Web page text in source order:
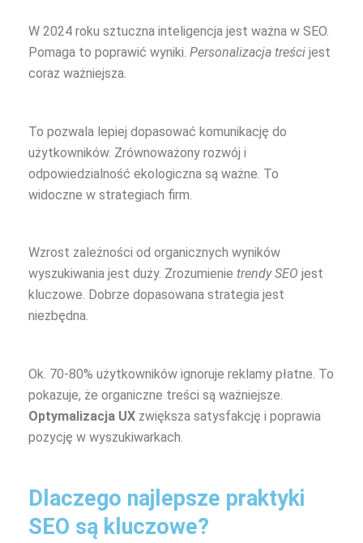
W 2024 roku sztuczna inteligencja jest ważna w SEO.
Pomaga to poprawić wyniki. Personalizacja treścijest
coraz ważniejsza.
To pozwala lepiej dopasować komunikację do
użytkowników. Zrównoważony rozwój i
odpowiedzialność ekologiczna są ważne. To
widoczne w strategiach firm.
Wzrost zależności od organicznych wyników
wyszukiwania jest duży. Zrozumienie trendy SEO jest
kluczowe. Dobrze dopasowana strategia jest
niezbędna.
Ok. 70-80% użytkowników ignoruje reklamy płatne. To
pokazuje, że organiczne treści są ważniejsze.
Optymalizacja UXzwiększa satysfakcję i poprawia
pozycję w wyszukiwarkach.
Dlaczego najlepsze praktyki
SEO są kluczowe?